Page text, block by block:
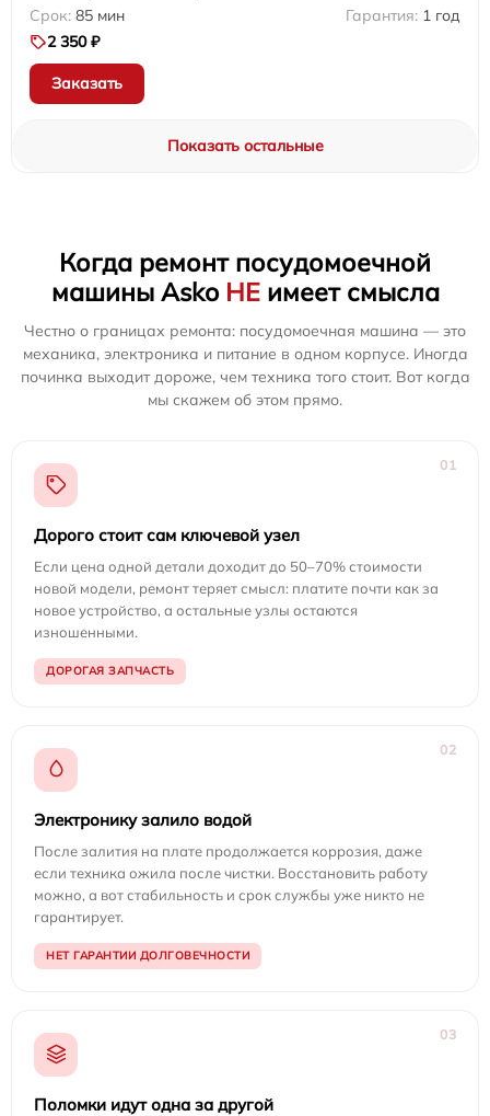
85 мин
1 год
2 350 ₽
Заказать
Показать остальные
Когда ремонт посудомоечной
машины Asko НЕимеет смысла
Честно о границах ремонта: посудомоечная машина — это
механика, электроника и питание в одном корпусе. Иногда
починка выходит дороже, чем техника того стоит. Вот когда
мы скажем об этом прямо.
01
Дорого стоит сам ключевой узел
Если цена одной детали доходит до 50–70% стоимости
новой модели, ремонт теряет смысл: платите почти как за
новое устройство, а остальные узлы остаются
изношенными.
ДОРОГАЯ ЗАПЧАСТЬ
02
Электронику залило водой
После залития на плате продолжается коррозия, даже
если техника ожила после чистки. Восстановить работу
можно, а вот стабильность и срок службы уже никто не
гарантирует.
НЕТ ГАРАНТИИ ДОЛГОВЕЧНОСТИ
03
Поломки идут одна за другой